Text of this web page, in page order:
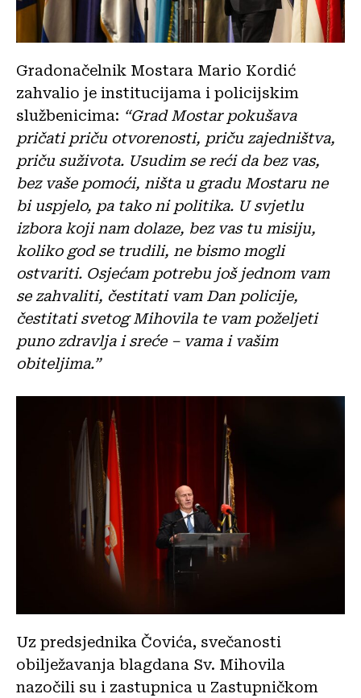
Gradonačelnik Mostara Mario Kordić
zahvalio je institucijama i policijskim
službenicima: “Grad Mostar pokušava
pričati priču otvorenosti, priču zajedništva,
priču suživota. Usudim se reći da bez vas,
bez vaše pomoći, ništa u gradu Mostaru ne
bi uspjelo, pa tako ni politika. U svjetlu
izbora koji nam dolaze, bez vas tu misiju,
koliko god se trudili, ne bismo mogli
ostvariti. Osjećam potrebu još jednom vam
se zahvaliti, čestitati vam Dan policije,
čestitati svetog Mihovila te vam poželjeti
puno zdravlja i sreće – vama i vašim
obiteljima.”
Uz predsjednika Čovića, svečanosti
obilježavanja blagdana Sv. Mihovila
nazočili su i zastupnica u Zastupničkom